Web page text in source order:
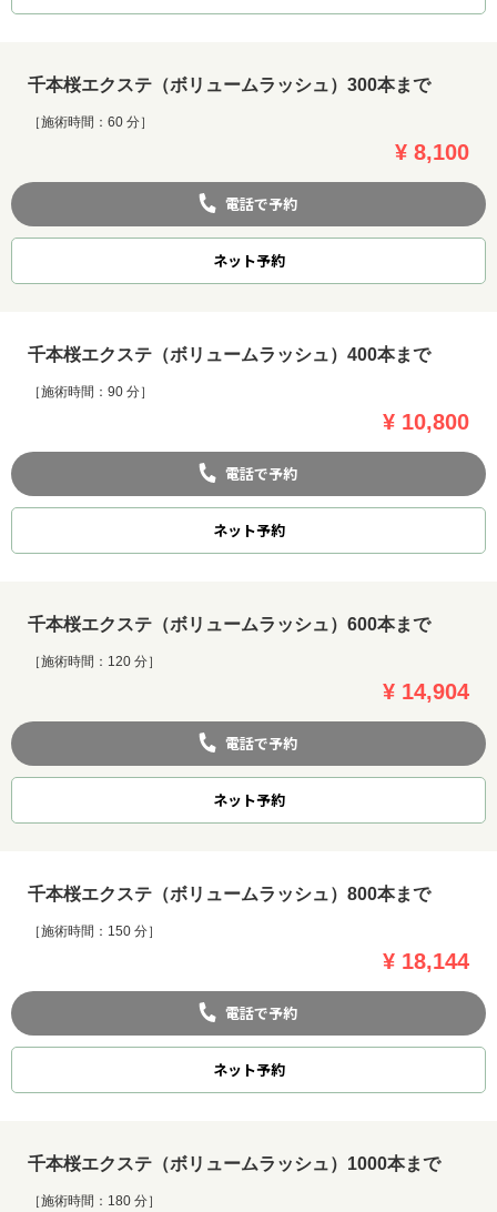
千本桜エクステ（ボリュームラッシュ）300本まで
［施術時間：60 分］
¥ 8,100
電話で予約
ネット予約
千本桜エクステ（ボリュームラッシュ）400本まで
［施術時間：90 分］
¥ 10,800
電話で予約
ネット予約
千本桜エクステ（ボリュームラッシュ）600本まで
［施術時間：120 分］
¥ 14,904
電話で予約
ネット予約
千本桜エクステ（ボリュームラッシュ）800本まで
［施術時間：150 分］
¥ 18,144
電話で予約
ネット予約
千本桜エクステ（ボリュームラッシュ）1000本まで
［施術時間：180 分］